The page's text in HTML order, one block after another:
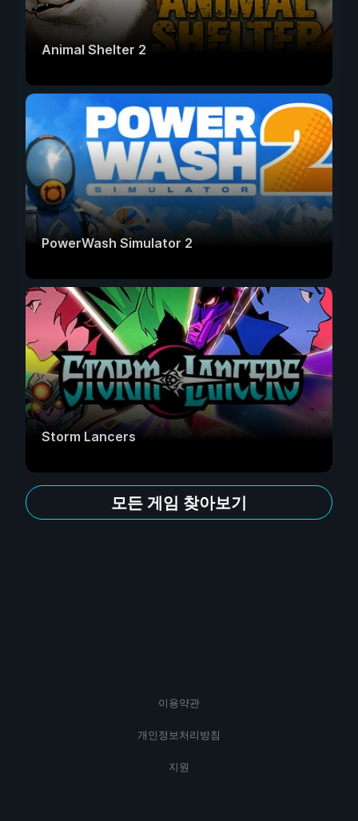
Animal Shelter 2
PowerWash Simulator 2
Storm Lancers
모든 게임 찾아보기
이용약관
개인정보처리방침
지원